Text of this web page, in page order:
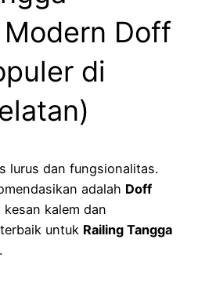
Doff
di
lurus dan fungsionalitas.
adalah Doff
kesan kalem dan
untuk Railing Tangga
.